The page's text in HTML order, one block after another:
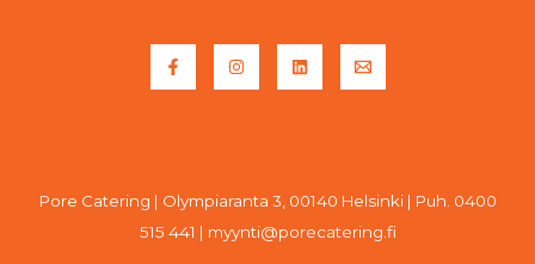
Pore Catering | Olympiaranta 3, 00140 Helsinki | Puh. 0400
515 441 | myynti@porecatering.fi